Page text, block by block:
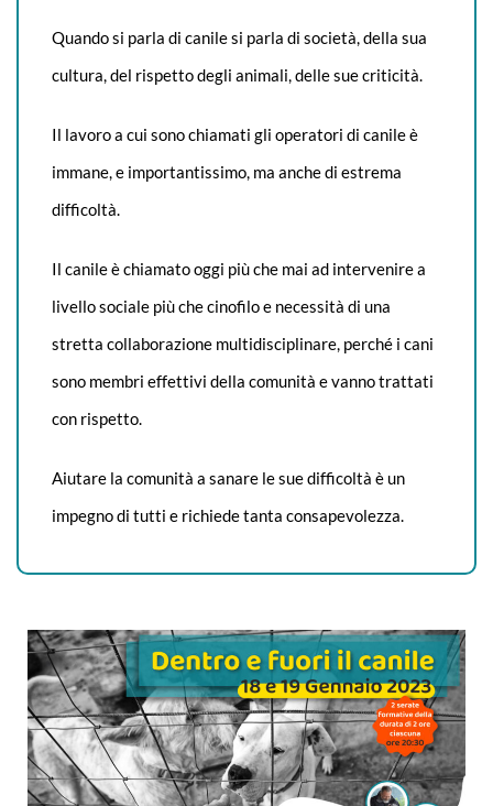
Quando si parla di canile si parla di società, della sua
cultura, del rispetto degli animali, delle sue criticità.
Il lavoro a cui sono chiamati gli operatori di canile è
immane, e importantissimo, ma anche di estrema
difficoltà.
Il canile è chiamato oggi più che mai ad intervenire a
livello sociale più che cinofilo e necessità di una
stretta collaborazione multidisciplinare, perché i cani
sono membri effettivi della comunità e vanno trattati
con rispetto.
Aiutare la comunità a sanare le sue difficoltà è un
impegno di tutti e richiede tanta consapevolezza.